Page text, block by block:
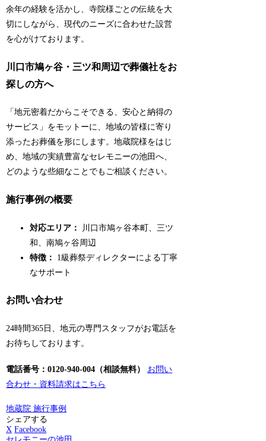
余年の経験を活かし、寺院様ごとの伝統を大
切にしながら、現代のニーズに合わせた設営
を心がけております。
川口市鳩ヶ谷・三ツ和周辺で葬儀社をお
探しの方へ
「地元密着だからこそできる、安心と納得の
サービス」をモットーに、地域の皆様に寄り
添ったお葬儀を形にします。地蔵院様をはじ
め、地域の実績豊富なセレモニーの池田へ、
どのような些細なことでもご相談ください。
施行事例の概要
対応エリア：
川口市鳩ヶ谷本町、三ツ
和、南鳩ヶ谷周辺
特徴：
1級葬祭ディレクターによる丁寧
なサポート
お問い合わせ
24時間365日、地元の専門スタッフがお電話を
お待ちしております。
電話番号：0120-940-004（相談無料）
お問い
合わせ・資料請求はこちら
地蔵院 施行事例
シェアする
X Facebook